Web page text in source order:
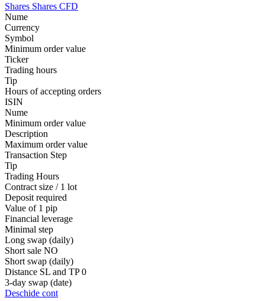
Shares Shares CFD
Nume
Currency
Symbol
Minimum order value
Ticker
Trading hours
Tip
Hours of accepting orders
ISIN
Nume
Minimum order value
Description
Maximum order value
Transaction Step
Tip
Trading Hours
Contract size / 1 lot
Deposit required
Value of 1 pip
Financial leverage
Minimal step
Long swap (daily)
Short sale NO
Short swap (daily)
Distance SL and TP 0
3-day swap (date)
Deschide cont